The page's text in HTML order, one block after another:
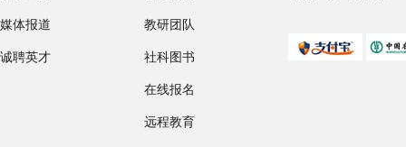
媒体报道
诚聘英才
教研团队
社科图书
在线报名
远程教育